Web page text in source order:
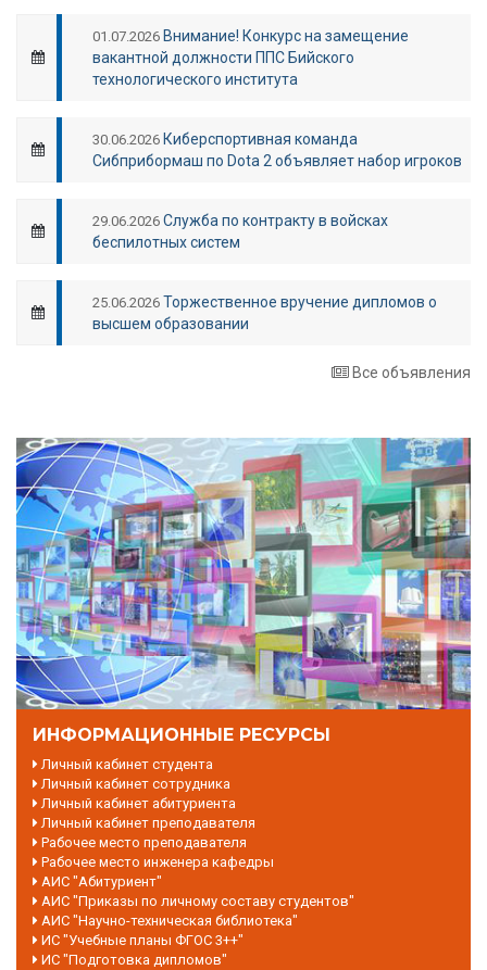
01.07.2026 Внимание! Конкурс на замещение
вакантной должности ППС Бийского
технологического института
30.06.2026 Киберспортивная команда
Сибприбормаш по Dota 2 объявляет набор игроков
29.06.2026 Служба по контракту в войсках
беспилотных систем
25.06.2026 Торжественное вручение дипломов о
высшем образовании
Все объявления
ИНФОРМАЦИОННЫЕ РЕСУРСЫ
Личный кабинет студента
Личный кабинет сотрудника
Личный кабинет абитуриента
Личный кабинет преподавателя
Рабочее место преподавателя
Рабочее место инженера кафедры
АИС "Абитуриент"
АИС "Приказы по личному составу студентов"
АИС "Научно-техническая библиотека"
ИС "Учебные планы ФГОС 3++"
ИС "Подготовка дипломов"